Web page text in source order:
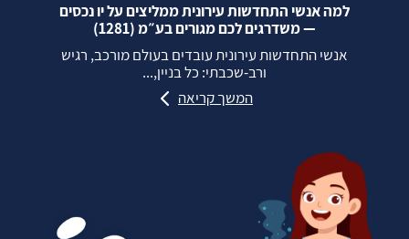
למה אנשי התחדשות עירונית ממליצים על יו נכסים
— משדרגים לכם מגורים בע״מ (1281)
אנשי התחדשות עירונית עובדים בעולם מורכב, רגיש
ורב‑שכבתי: כל בניין,...
המשך קריאה